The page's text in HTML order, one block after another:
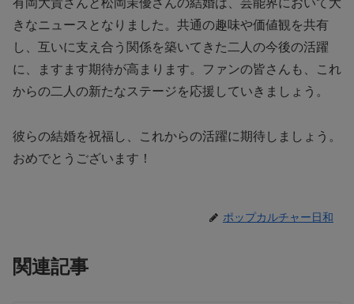
きなニュースとなりました。共通の趣味や価値観を共有
し、互いに支え合う関係を築いてきた二人の今後の活躍
に、ますます期待が高まります。ファンの皆さんも、これ
からの二人の新たなステージを応援していきましょう。
彼らの結婚を祝福し、これからの活躍に期待しましょう。
おめでとうございます！
ポップカルチャー日和
関連記事